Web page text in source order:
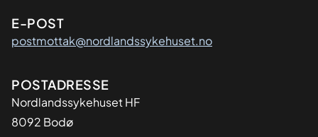
E-POST
postmottak@nordlandssykehuset.no
Adresse
POSTADRESSE
Nordlandssykehuset HF
8092 Bodø